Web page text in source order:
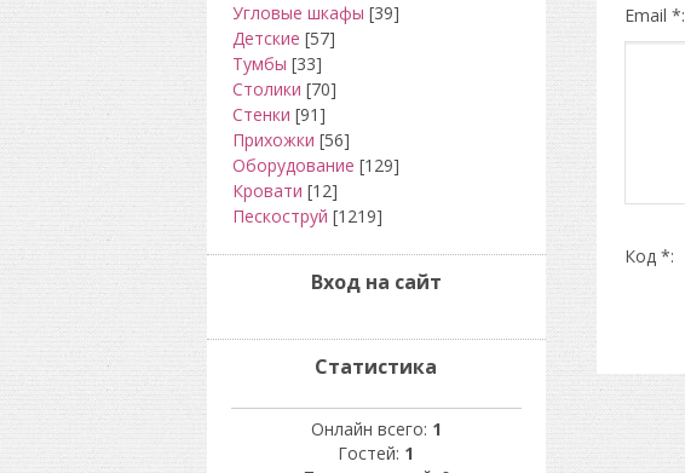
Email *:
Код *:
Угловые шкафы [39]
Детские [57]
Тумбы [33]
Столики [70]
Стенки [91]
Прихожки [56]
Оборудование [129]
Кровати [12]
Пескоструй [1219]
Вход на сайт
Статистика
Онлайн всего: 1
Гостей: 1